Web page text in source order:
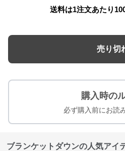
送料は1注文あたり
売り切
購入時の
必ず購入前にお読
ブランケットダウンの人気アイ